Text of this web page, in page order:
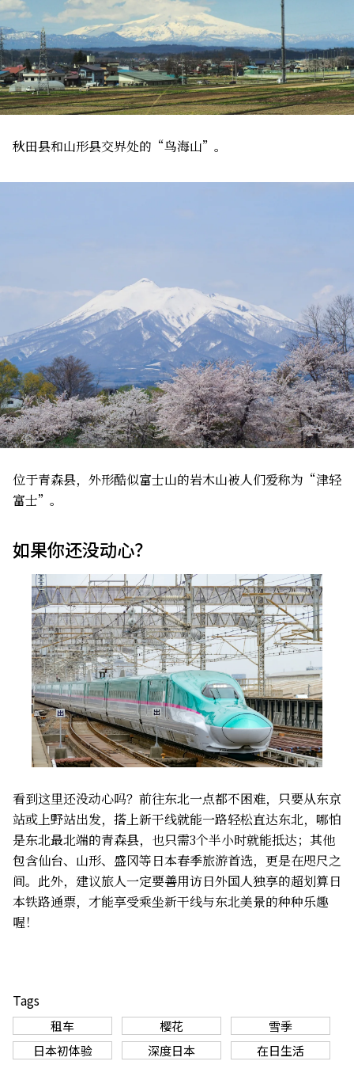
秋田县和山形县交界处的“鸟海山”。
位于青森县，外形酷似富士山的岩木山被人们爱称为“津轻
富士”。
如果你还没动心？
看到这里还没动心吗？前往东北一点都不困难，只要从东京
站或上野站出发，搭上新干线就能一路轻松直达东北，哪怕
是东北最北端的青森县，也只需3个半小时就能抵达；其他
包含仙台、山形、盛冈等日本春季旅游首选，更是在咫尺之
间。此外，建议旅人一定要善用访日外国人独享的超划算日
本铁路通票，才能享受乘坐新干线与东北美景的种种乐趣
喔！
Tags
租车 樱花
雪季
日本初体验
深度日本
在日生活